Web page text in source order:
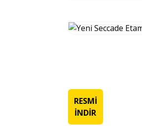
RESMİ
İNDİR